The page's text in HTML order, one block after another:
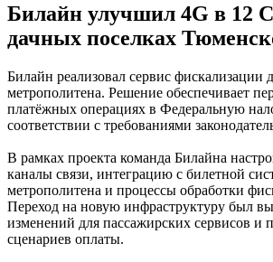
Билайн улучшил 4G в 12
дачных поселках
Билайн реализовал сервис фискализации
метрополитена. Решение обеспечивает
платёжных операциях в Федеральную
соответствии с требованиями
В рамках проекта команда Билайна
каналы связи, интеграцию с билетной
метрополитена и процессы обработки
Переход на новую инфраструктуру был
изменений для пассажирских сервисов и
сценариев оплаты.